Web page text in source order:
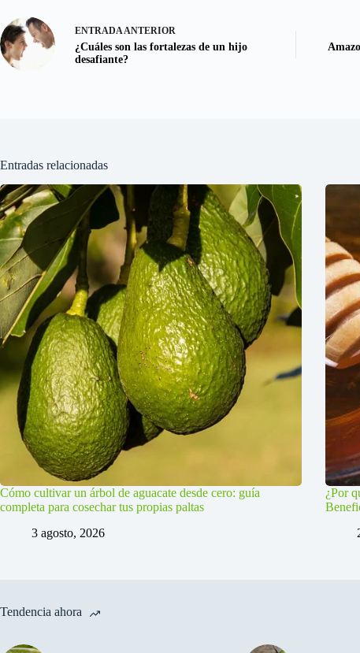
ENTRADA ANTERIOR
¿Cuáles son las fortalezas de un hijo
desafiante?
Entradas relacionadas
Cómo cultivar un árbol de aguacate desde cero: guía
completa para cosechar tus propias paltas
3 agosto, 2026
¿Por
Tendencia ahora